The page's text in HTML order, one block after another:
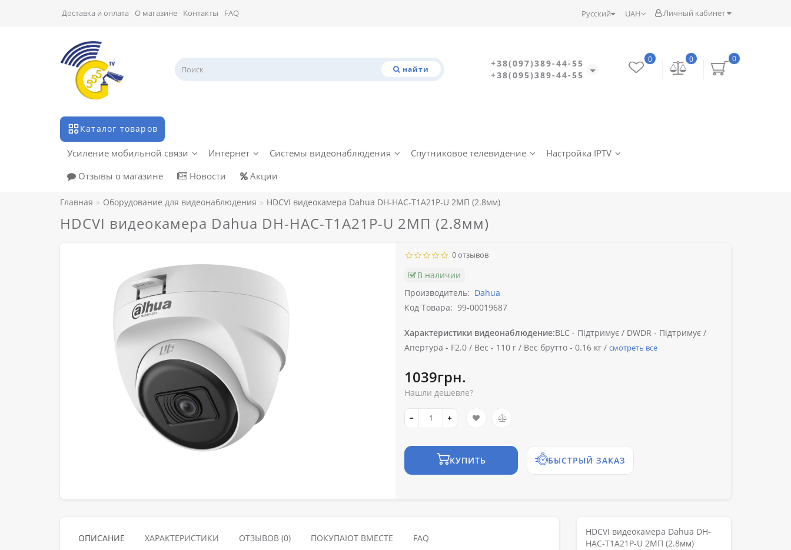
Личный кабинет
UAH
Русский
Доставка и оплата О магазине Контакты FAQ
найти
+38(097)389-44-55
+38(095)389-44-55
0
0
0
Каталог товаров
Усиление мобильной связи Интернет Системы видеонаблюдения Спутниковое телевидение
Настройка IPTV
Отзывы о магазине
Новости Акции
Главная Оборудование для видеонаблюдения HDCVI видеокамера Dahua DH-HAC-T1A21P-U 2МП (2.8мм)
HDCVI видеокамера Dahua DH-HAC-T1A21P-U 2МП (2.8мм)
0 отзывов
В наличии
Производитель: Dahua
Код Товара: 99-00019687
Характеристики видеонаблюдение:BLC - Підтримує / DWDR - Підтримує /
Апертура - F2.0 / Вес - 110 г / Вес брутто - 0.16 кг / смотреть все
1039грн.
Нашли дешевле?
КУПИТЬ БЫСТРЫЙ ЗАКАЗ
ОПИСАНИЕ ХАРАКТЕРИСТИКИ ОТЗЫВОВ (0) ПОКУПАЮТ ВМЕСТЕ FAQ
HDCVI видеокамера Dahua DH-
HAC-T1A21P-U 2МП (2.8мм)